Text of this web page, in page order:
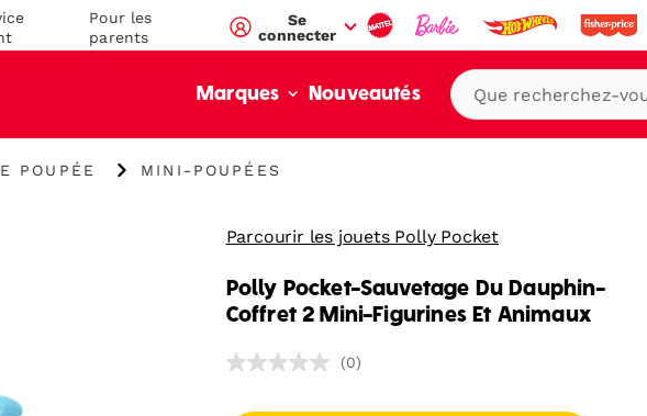
Pour les
parents
Se
connecter
Marques Nouveautés
POUPÉE
"MINI-POUPÉES
Parcourir les jouets Polly Pocket
Polly Pocket-Sauvetage Du Dauphin-
Coffret 2 Mini-Figurines Et Animaux
(0)